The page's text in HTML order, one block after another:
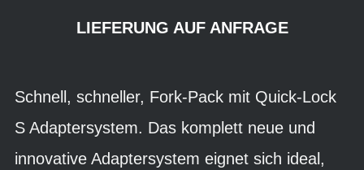
LIEFERUNG AUF ANFRAGE
Schnell, schneller, Fork-Pack mit Quick-Lock
S Adaptersystem. Das komplett neue und
innovative Adaptersystem eignet sich ideal,